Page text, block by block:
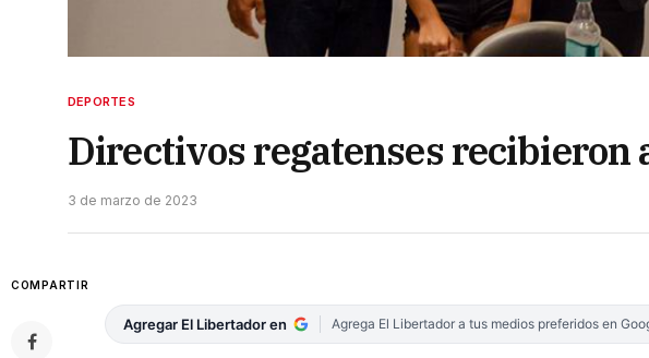
DEPORTES
Directivos regatenses recibieron
3 de marzo de 2023
COMPARTIR
Agregar El Libertador en Agrega El Libertador a tus medios preferidos en